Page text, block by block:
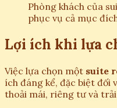
Phòng khách của
phục vụ cả mục
Lợi ích khi lựa
Việc lựa chọn một suite
ích đáng kể, đặc biệt đối
thoải mái, riêng tư và